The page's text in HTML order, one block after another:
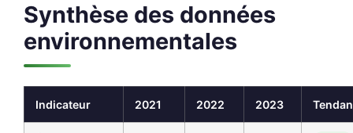
Synthèse des données
environnementales
Indicateur 2021 2022 2023